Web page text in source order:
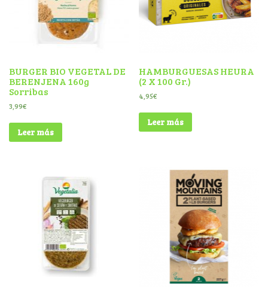
BURGER BIO VEGETAL DE
BERENJENA 160g
Sorribas
3,99€
Leer más
HAMBURGUESAS HEURA
(2 X 100 Gr.)
4,95€
Leer más